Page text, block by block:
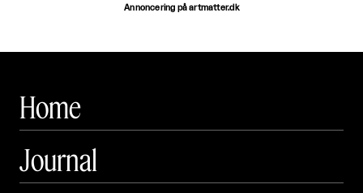
Annoncering på artmatter.dk
Home
Journal